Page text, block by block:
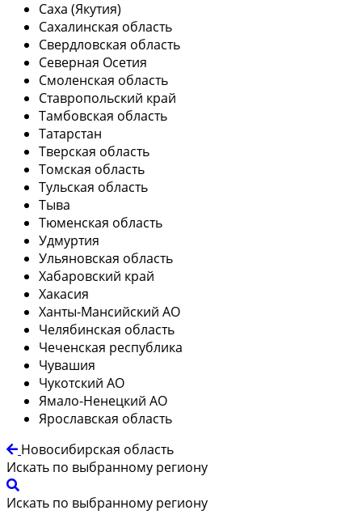
Саха (Якутия)
Сахалинская область
Свердловская область
Северная Осетия
Смоленская область
Ставропольский край
Тамбовская область
Татарстан
Тверская область
Томская область
Тульская область
Тыва
Тюменская область
Удмуртия
Ульяновская область
Хабаровский край
Хакасия
Ханты-Мансийский АО
Челябинская область
Чеченская республика
Чувашия
Чукотский АО
Ямало-Ненецкий АО
Ярославская область
Новосибирская область
Искать по выбранному региону
Искать по выбранному региону